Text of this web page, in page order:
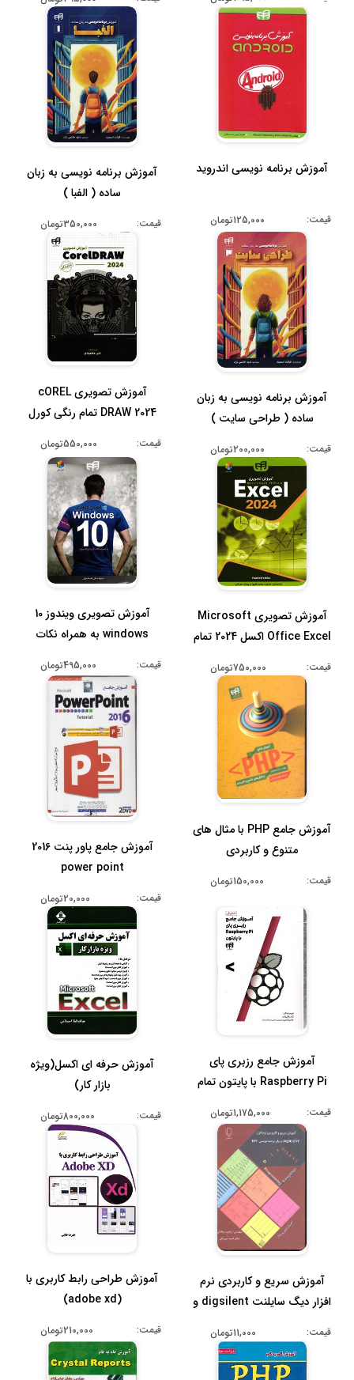
آموزش برنامه نویسی اندروید
قیمت: 125,000تومان
آموزش برنامه نویسی به زبان
ساده ( الفبا )
قیمت: 350,000تومان
آموزش برنامه نویسی به زبان
ساده ( طراحی سایت )
قیمت: 200,000تومان
آموزش تصویری cOREL
DRAW 2024 تمام رنگی کورل
قیمت: 550,000تومان
آموزش تصویری Microsoft
Office Excel اکسل 2024 تمام
قیمت: 750,000تومان
آموزش تصویری ویندوز 10
windows به همراه نکات
قیمت: 495,000تومان
آموزش جامع PHP با مثال های
متنوع و کاربردی
قیمت: 150,000تومان
آموزش جامع پاور پنت 2016
power point
قیمت: 20,000تومان
آموزش جامع رزبری پای
Raspberry Pi با پایتون تمام
قیمت: 1,175,000تومان
آموزش حرفه ای اکسل(ویژه
بازار کار)
قیمت: 800,000تومان
آموزش سریع و کاربردی نرم
افزار دیگ سایلنت digsilent و
قیمت: 11,000تومان
آموزش طراحی رابط کاربری با
(adobe xd)
قیمت: 210,000تومان